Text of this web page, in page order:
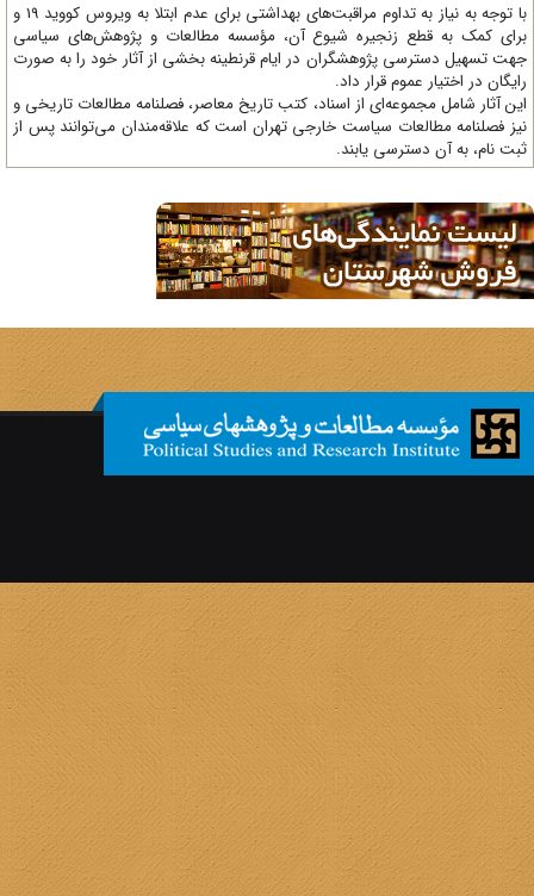
با توجه به نیاز به تداوم مراقبت‌های بهداشتی برای عدم ابتلا به ویروس کووید 19 و
کمک به قطع زنجیره شیوع آن، مؤسسه مطالعات و پژوهش‌های سیاسی
تسهیل دسترسی پژوهشگران در ایام قرنطینه بخشی از آثار خود را به صورت
در اختیار عموم قرار داد.
آثار شامل مجموعه‌ای از اسناد، کتب تاریخ معاصر، فصلنامه‌ مطالعات تاریخی و
فصلنامه مطالعات سیاست خارجی تهران است که علاقه‌مندان می‌توانند پس از
نام، به آن دسترسی یابند.